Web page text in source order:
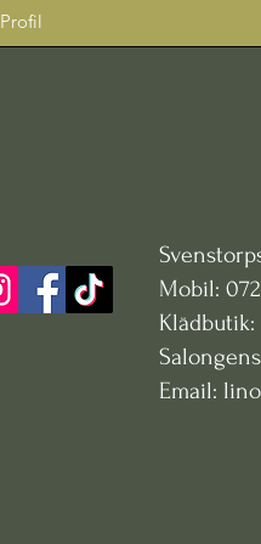
Profil
Email: